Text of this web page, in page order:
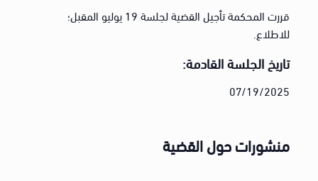
قررت المحكمة تأجيل القضية لجلسة 19 يوليو المقبل؛
للاطلاع.
تاريخ الجلسة القادمة:
07/19/2025
منشورات حول القضية